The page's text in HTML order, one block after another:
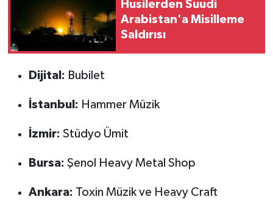
Husilerden Suudi
Arabistan'a Misilleme
Saldırısı
Dijital: Bubilet
İstanbul: Hammer Müzik
İzmir: Stüdyo Ümit
Bursa: Şenol Heavy Metal Shop
Ankara: Toxin Müzik ve Heavy Craft